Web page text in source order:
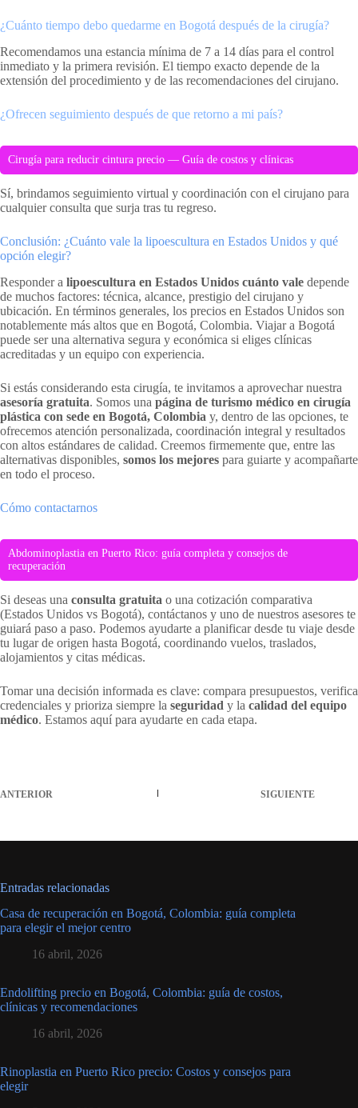
¿Cuánto tiempo debo quedarme en Bogotá después de la cirugía?
Recomendamos una estancia mínima de 7 a 14 días para el control
inmediato y la primera revisión. El tiempo exacto depende de la
extensión del procedimiento y de las recomendaciones del cirujano.
¿Ofrecen seguimiento después de que retorno a mi país?
Cirugía para reducir cintura precio — Guía de costos y clínicas
Sí, brindamos seguimiento virtual y coordinación con el cirujano para
cualquier consulta que surja tras tu regreso.
Conclusión: ¿Cuánto vale la lipoescultura en Estados Unidos y qué
opción elegir?
Responder a lipoescultura en Estados Unidos cuánto vale depende
de muchos factores: técnica, alcance, prestigio del cirujano y
ubicación. En términos generales, los precios en Estados Unidos son
notablemente más altos que en Bogotá, Colombia. Viajar a Bogotá
puede ser una alternativa segura y económica si eliges clínicas
acreditadas y un equipo con experiencia.
Si estás considerando esta cirugía, te invitamos a aprovechar nuestra
asesoría gratuita. Somos una página de turismo médico en cirugía
plástica con sede en Bogotá, Colombia y, dentro de las opciones, te
ofrecemos atención personalizada, coordinación integral y resultados
con altos estándares de calidad. Creemos firmemente que, entre las
alternativas disponibles, somos los mejores para guiarte y acompañarte
en todo el proceso.
Cómo contactarnos
Abdominoplastia en Puerto Rico: guía completa y consejos de
recuperación
Si deseas una consulta gratuita o una cotización comparativa
(Estados Unidos vs Bogotá), contáctanos y uno de nuestros asesores te
guiará paso a paso. Podemos ayudarte a planificar desde tu viaje desde
tu lugar de origen hasta Bogotá, coordinando vuelos, traslados,
alojamientos y citas médicas.
Tomar una decisión informada es clave: compara presupuestos, verifica
credenciales y prioriza siempre la seguridad y la calidad del equipo
médico. Estamos aquí para ayudarte en cada etapa.
ANTERIOR SIGUIENTE
Entradas relacionadas
Casa de recuperación en Bogotá, Colombia: guía completa
para elegir el mejor centro
16 abril, 2026
Endolifting precio en Bogotá, Colombia: guía de costos,
clínicas y recomendaciones
16 abril, 2026
Rinoplastia en Puerto Rico precio: Costos y consejos para
elegir